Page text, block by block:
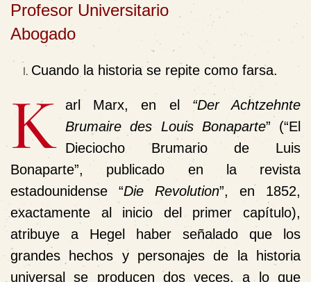
Profesor Universitario
Abogado
Cuando la historia se repite como farsa.
K arl Marx, en el
“Der Achtzehnte
Brumaire des Louis Bonaparte” (“El
Dieciocho Brumario de Luis
Bonaparte”, publicado en la revista
estadounidense “Die Revolution”, en 1852,
exactamente al inicio del primer capítulo),
atribuye a Hegel haber señalado que los
grandes hechos y personajes de la historia
universal se producen dos veces, a lo que